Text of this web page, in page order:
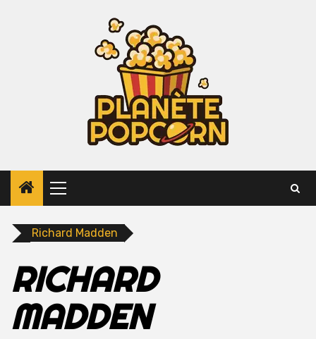
Primary
Menu
Richard Madden
RICHARD
MADDEN